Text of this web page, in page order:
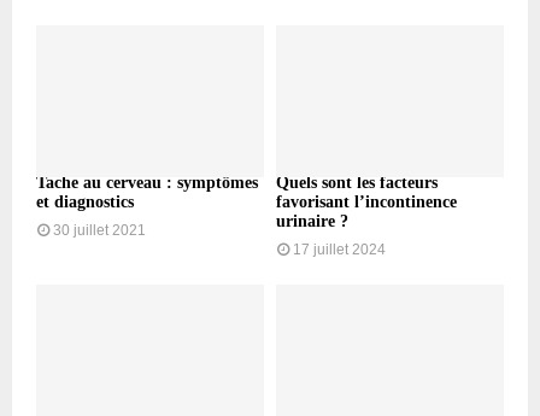
Tache au cerveau : symptômes
et diagnostics
30 juillet 2021
Quels sont les facteurs
favorisant l’incontinence
urinaire ?
17 juillet 2024